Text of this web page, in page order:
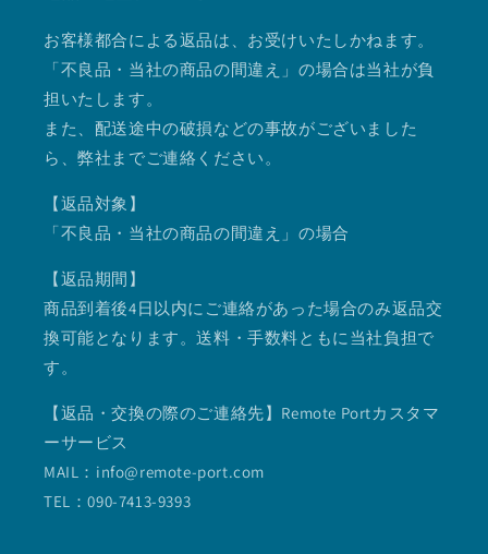
お客様都合による返品は、お受けいたしかねます。
「不良品・当社の商品の間違え」の場合は当社が負
担いたします。
また、配送途中の破損などの事故がございました
ら、弊社までご連絡ください。
【返品対象】
「不良品・当社の商品の間違え」の場合
【返品期間】
商品到着後4日以内にご連絡があった場合のみ返品交
換可能となります。送料・手数料ともに当社負担で
す。
【返品・交換の際のご連絡先】Remote Portカスタマ
ーサービス
MAIL：info@remote-port.com
TEL：090-7413-9393